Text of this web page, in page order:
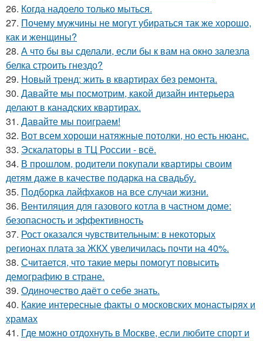
26. Когда надоело только мыться.
27. Почему мужчины не могут убираться так же хорошо,
как и женщины?
28. А что бы вы сделали, если бы к вам на окно залезла
белка строить гнездо?
29. Новый тренд: жить в квартирах без ремонта.
30. Давайте мы посмотрим, какой дизайн интерьера
делают в канадских квартирах.
31. Давайте мы поиграем!
32. Вот всем хороши натяжные потолки, но есть нюанс.
33. Эскалаторы в ТЦ России - всё.
34. В прошлом, родители покупали квартиры своим
детям даже в качестве подарка на свадьбу.
35. Подборка лайфхаков на все случаи жизни.
36. Вентиляция для газового котла в частном доме:
безопасность и эффективность
37. Рост оказался чувствительным: в некоторых
регионах плата за ЖКХ увеличилась почти на 40%.
38. Считается, что такие меры помогут повысить
демографию в стране.
39. Одиночество даёт о себе знать.
40. Какие интересные факты о московских монастырях и
храмах
41. Где можно отдохнуть в Москве, если любите спорт и